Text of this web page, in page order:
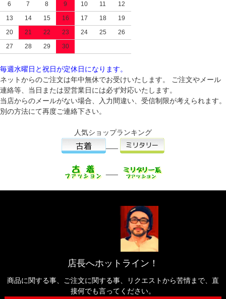
6
7 8 9 10 11
12
13
14 15 16 17 18
19
20
21 22 23 24 25
26
27
28 29 30
毎週水曜日と祝日が定休日になります。
ネットからのご注文は年中無休でお受けいたします。 ご注文やメール
連絡等、当日または翌営業日には必ず対応いたします。
当店からのメールがない場合、入力間違い、受信制限が考えられます。
別の方法にて再度ご連絡下さい。
人気ショップランキング
店長へホットライン！
商品に関する事、ご注文に関する事、リクエストから苦情まで、直
接何でも言ってください。